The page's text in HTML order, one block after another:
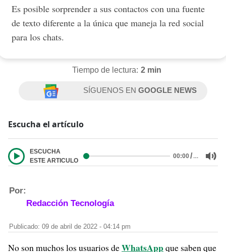
Es posible sorprender a sus contactos con una fuente
de texto diferente a la única que maneja la red social
para los chats.
Tiempo de lectura: 2 min
SÍGUENOS ENGOOGLE NEWS
Escucha el artículo
ESCUCHA
ESTE ARTICULO
00:00/…
Por:
Redacción Tecnología
Publicado: 09 de abril de 2022 - 04:14 pm
No son muchos los usuarios deWhatsAppque saben que